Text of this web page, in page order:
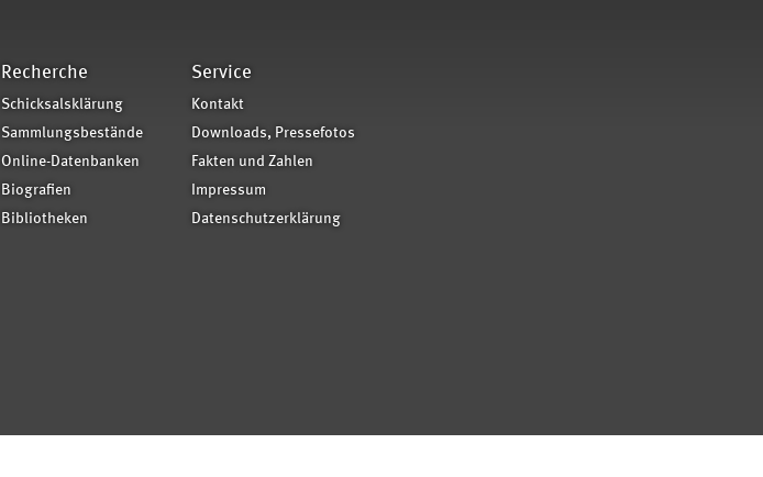
Recherche
Schicksalsklärung
Sammlungsbestände
Online-Datenbanken
Biografien
Bibliotheken
Service
Kontakt
Downloads, Pressefotos
Fakten und Zahlen
Impressum
Datenschutzerklärung